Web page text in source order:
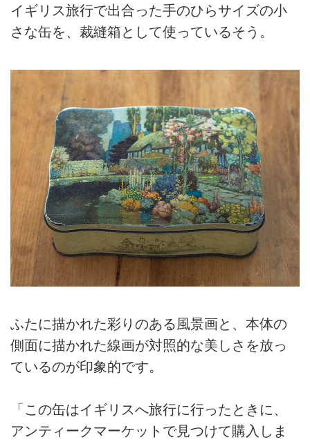
イギリス旅行で出合った手のひらサイズの小
さな缶を、裁縫箱として使っているそう。
ふたに描かれた彩りのある風景画と、本体の
側面に描かれた線画が対照的な美しさを放っ
ているのが印象的です。
「この缶はイギリスへ旅行に行ったときに、
アンティークマーケットで見つけて購入しま